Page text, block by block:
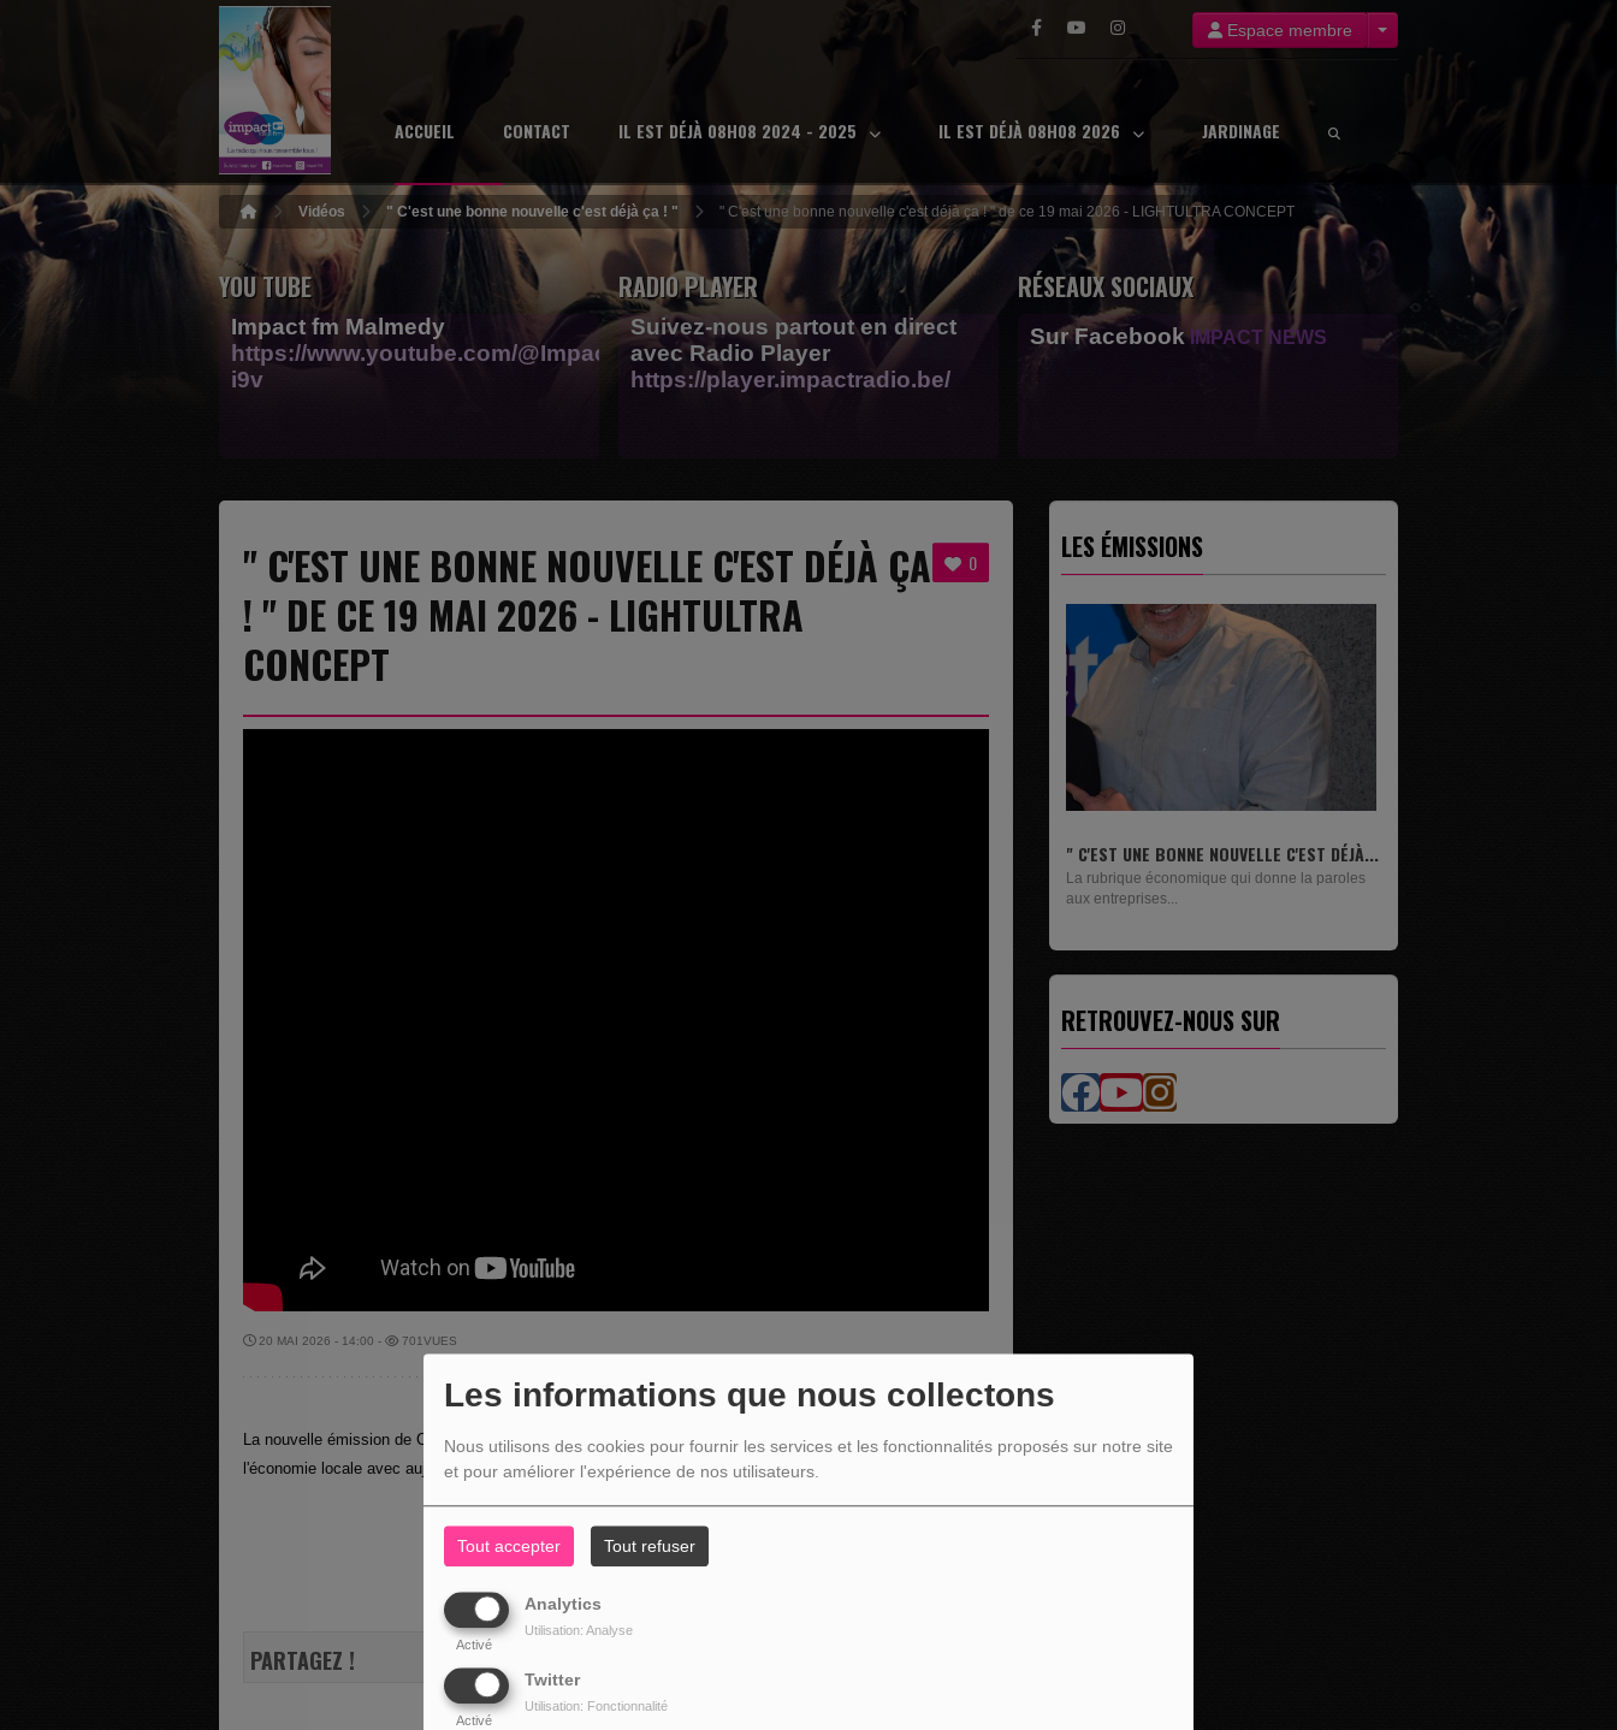
Les informations que nous collectons
Nous utilisons des cookies pour fournir les services et les fonctionnalités proposés sur notre site
et pour améliorer l'expérience de nos utilisateurs.
Tout accepter Tout refuser
Analytics
Activé
Utilisation: Analyse
Twitter
Activé
Utilisation: Fonctionnalité
Espace membre
ACCUEIL CONTACT IL EST DÉJÀ 08H08 2024 - 2025 IL EST DÉJÀ 08H08 2026 JARDINAGE
Vidéos " C'est une bonne nouvelle c'est déjà ça ! " " C'est une bonne nouvelle c'est déjà ça ! " de ce 19 mai 2026 - LIGHTULTRA CONCEPT
YOU TUBE
Impact fm Malmedy
https://www.youtube.com/@Impactfm-
i9v
RADIO PLAYER
Suivez-nous partout en direct
avec Radio Player
https://player.impactradio.be/
RÉSEAUX SOCIAUX
Sur Facebook IMPACT NEWS
0
" C'EST UNE BONNE NOUVELLE C'EST DÉJÀ ÇA
! " DE CE 19 MAI 2026 - LIGHTULTRA
CONCEPT
20 MAI 2026 - 14:00 - 701VUES
La nouvelle émission de Christian Kinot " C'est une bonne nouvelle c'est déjà ça ! " consacrée à
l'économie locale avec aujourd"hui comme invité LIGHTULTRACONCEPT à Chaineux
PARTAGEZ !
LES ÉMISSIONS
" C'EST UNE BONNE NOUVELLE C'EST DÉJÀ... LIVRES
Un lundi sur deux, Maxime Janssens vous
présente les livres de...
RETROUVEZ-NOUS SUR